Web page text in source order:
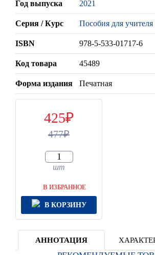
Год выпуска 2021
Серия / Курс Пособия для учителя
ISBN 978-5-533-01717-6
Код товара 45489
Форма издания Печатная
425
477
шт
В ИЗБРАННОЕ
В КОРЗИНУ
АННОТАЦИЯ